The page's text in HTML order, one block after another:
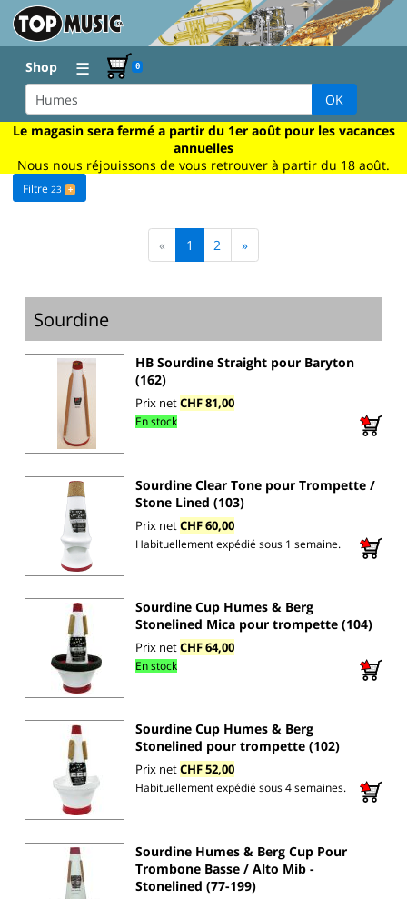
Shop ☰ 0
OK
Le magasin sera fermé a partir du 1er août pour les vacances
annuelles
Nous nous réjouissons de vous retrouver à partir du 18 août.
Filtre23 +
« 1 2 »
Sourdine
HB Sourdine Straight pour Baryton
(162)
Prix netCHF 81,00
En stock
Sourdine Clear Tone pour Trompette /
Stone Lined (103)
Prix netCHF 60,00
Habituellement expédié sous 1 semaine.
Sourdine Cup Humes & Berg
Stonelined Mica pour trompette (104)
Prix netCHF 64,00
En stock
Sourdine Cup Humes & Berg
Stonelined pour trompette (102)
Prix netCHF 52,00
Habituellement expédié sous 4 semaines.
Sourdine Humes & Berg Cup Pour
Trombone Basse / Alto Mib -
Stonelined (77-199)